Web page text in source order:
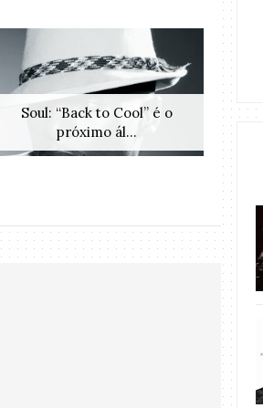
Soul: “Back to Cool” é o
próximo ál...